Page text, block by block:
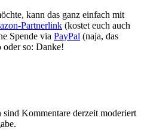
kann das ganz einfach mit
Partnerlink (kostet euch auch
Spende via PayPal (naja, das
oder so: Danke!
Kommentare derzeit moderiert